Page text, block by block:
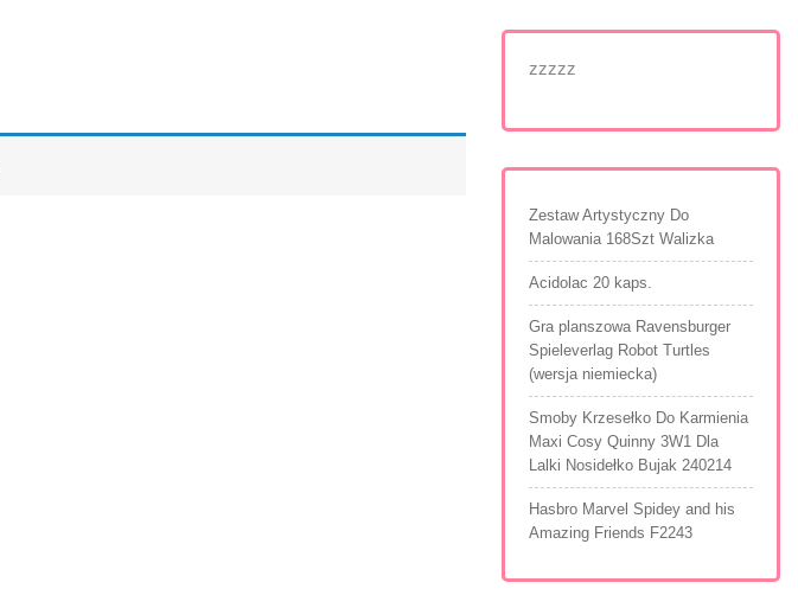
zzzzz
Zestaw Artystyczny Do
Malowania 168Szt Walizka
Acidolac 20 kaps.
Gra planszowa Ravensburger
Spieleverlag Robot Turtles
(wersja niemiecka)
Smoby Krzesełko Do Karmienia
Maxi Cosy Quinny 3W1 Dla
Lalki Nosidełko Bujak 240214
Hasbro Marvel Spidey and his
Amazing Friends F2243